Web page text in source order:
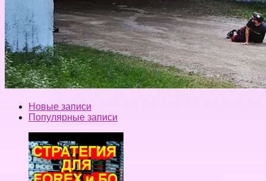
Новые записи
Популярные записи